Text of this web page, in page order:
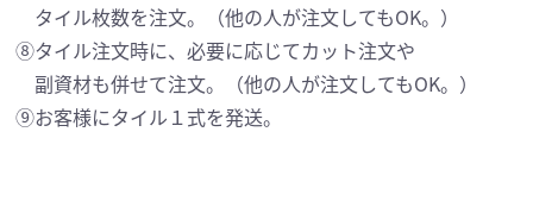
タイル枚数を注文。（他の人が注文してもOK。）
⑧タイル注文時に、必要に応じてカット注文や
副資材も併せて注文。（他の人が注文してもOK。）
⑨お客様にタイル１式を発送。